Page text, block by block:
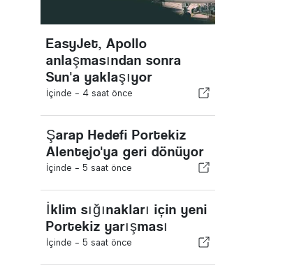
EasyJet, Apollo
anlaşmasından sonra
Sun'a yaklaşıyor
İçinde - 4 saat önce
Şarap Hedefi Portekiz
Alentejo'ya geri dönüyor
İçinde - 5 saat önce
İklim sığınakları için yeni
Portekiz yarışması
İçinde - 5 saat önce